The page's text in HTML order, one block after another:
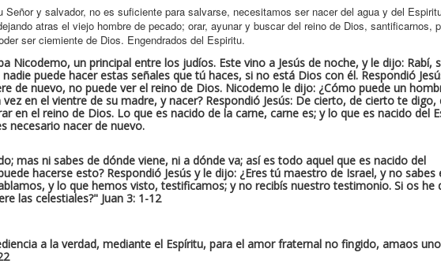
y salvador, no es suficiente para salvarse, necesitamos ser nacer del agua y del
atras el viejo hombre de pecado; orar, ayunar y buscar del reino de Dios, santificarnos,
ser ciemiente de Dios. Engendrados del Espiritu.
Nicodemo, un principal entre los judíos. Este vino a Jesús de noche, y le dijo: Rabí,
puede hacer estas señales que tú haces, si no está Dios con él. Respondió
de nuevo, no puede ver el reino de Dios. Nicodemo le dijo: ¿Cómo puede un
en el vientre de su madre, y nacer? Respondió Jesús: De cierto, de cierto te digo,
en el reino de Dios. Lo que es nacido de la carne, carne es; y lo que es nacido del
necesario nacer de nuevo.
mas ni sabes de dónde viene, ni a dónde va; así es todo aquel que es nacido del
hacerse esto? Respondió Jesús y le dijo: ¿Eres tú maestro de Israel, y no sabes
y lo que hemos visto, testificamos; y no recibís nuestro testimonio. Si os he
las celestiales?" Juan 3: 1-12
a la verdad, mediante el Espíritu, para el amor fraternal no fingido, amaos